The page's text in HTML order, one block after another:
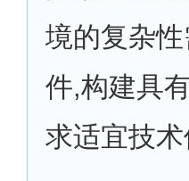
境的复杂
件,构建具
求适宜技